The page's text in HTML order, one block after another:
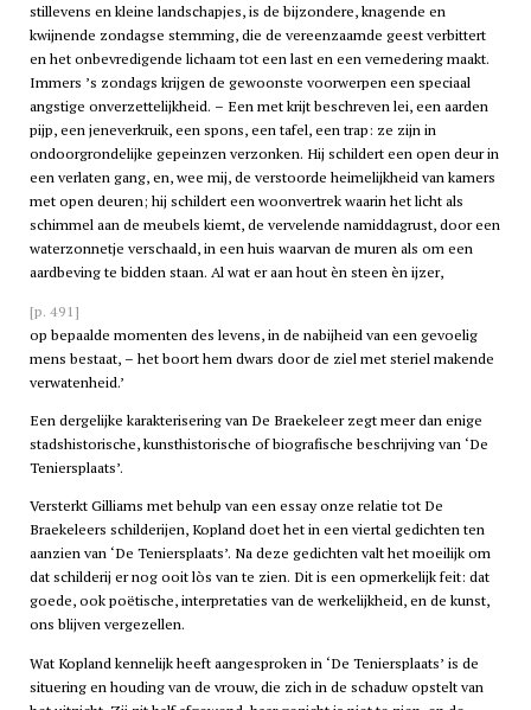
stillevens en kleine landschapjes, is de bijzondere, knagende en
kwijnende zondagse stemming, die de vereenzaamde geest verbittert
en het onbevredigende lichaam tot een last en een vernedering maakt.
Immers ’s zondags krijgen de gewoonste voorwerpen een speciaal
angstige onverzettelijkheid. – Een met krijt beschreven lei, een aarden
pijp, een jeneverkruik, een spons, een tafel, een trap: ze zijn in
ondoorgrondelijke gepeinzen verzonken. Hij schildert een open deur in
een verlaten gang, en, wee mij, de verstoorde heimelijkheid van kamers
met open deuren; hij schildert een woonvertrek waarin het licht als
schimmel aan de meubels kiemt, de vervelende namiddagrust, door een
waterzonnetje verschaald, in een huis waarvan de muren als om een
aardbeving te bidden staan. Al wat er aan hout èn steen èn ijzer,
[p. 491]
op bepaalde momenten des levens, in de nabijheid van een gevoelig
mens bestaat, – het boort hem dwars door de ziel met steriel makende
verwatenheid.’
Een dergelijke karakterisering van De Braekeleer zegt meer dan enige
stadshistorische, kunsthistorische of biografische beschrijving van ‘De
Teniersplaats’.
Versterkt Gilliams met behulp van een essay onze relatie tot De
Braekeleers schilderijen, Kopland doet het in een viertal gedichten ten
aanzien van ‘De Teniersplaats’. Na deze gedichten valt het moeilijk om
dat schilderij er nog ooit lòs van te zien. Dit is een opmerkelijk feit: dat
goede, ook poëtische, interpretaties van de werkelijkheid, en de kunst,
ons blijven vergezellen.
Wat Kopland kennelijk heeft aangesproken in ‘De Teniersplaats’ is de
situering en houding van de vrouw, die zich in de schaduw opstelt van